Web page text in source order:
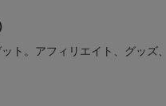
ト。アフィリエイト、グッ